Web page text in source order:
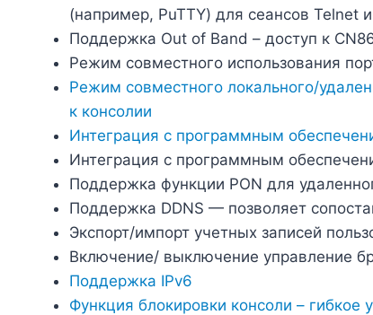
(например, PuTTY) для сеансов Telnet и
Поддержка Out of Band – доступ к
Режим совместного использования
Режим совместного локального/
к консолии
Интеграция с программным
Интеграция с программным
Поддержка функции PON для
Поддержка DDNS — позволяет
Экспорт/импорт учетных записей
Включение/ выключение управление
Поддержка IPv6
Функция блокировки консоли – гибкое